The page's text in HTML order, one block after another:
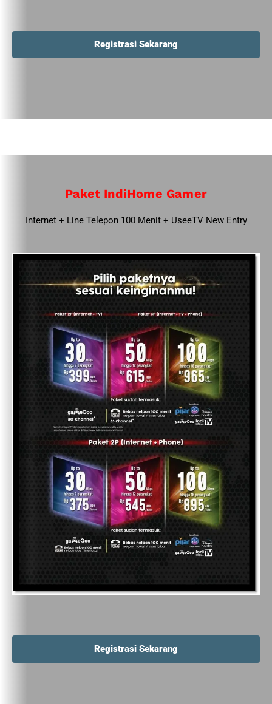
Registrasi Sekarang
Paket IndiHome Gamer
Internet + Line Telepon 100 Menit + UseeTV New Entry
Registrasi Sekarang